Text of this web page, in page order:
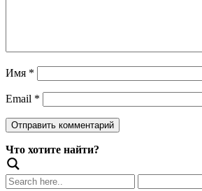
Имя *
Email *
Что хотите найти?